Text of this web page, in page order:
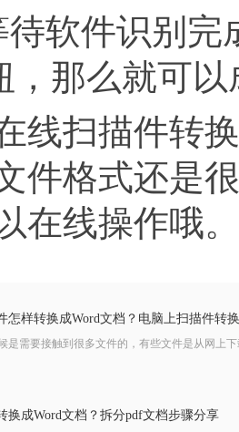
件识别完
，那么就可
扫描件转换
件格式还是
在线操作哦。
怎样转换成Word文档？电脑上扫描件转
需要接触到很多文件的，有些文件是从网上下
换成Word文档？拆分pdf文档步骤分享